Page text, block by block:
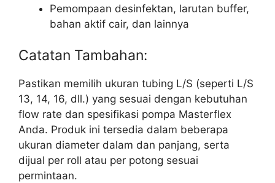
Pemompaan desinfektan, larutan buffer,
bahan aktif cair, dan lainnya
Catatan Tambahan:
Pastikan memilih ukuran tubing L/S (seperti L/S
13, 14, 16, dll.) yang sesuai dengan kebutuhan
flow rate dan spesifikasi pompa Masterflex
Anda. Produk ini tersedia dalam beberapa
ukuran diameter dalam dan panjang, serta
dijual per roll atau per potong sesuai
permintaan.